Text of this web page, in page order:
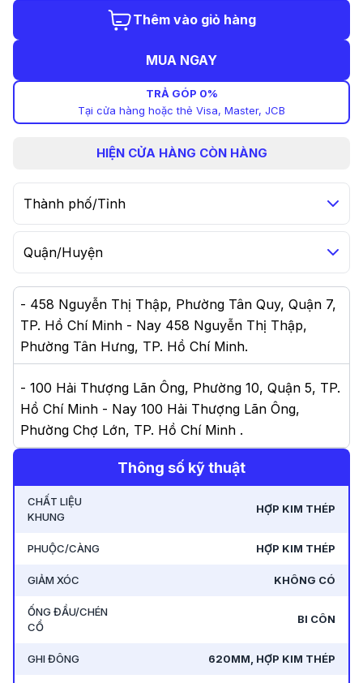
Thêm vào giỏ hàng
MUA NGAY
TRẢ GÓP 0%
Tại cửa hàng hoặc thẻ Visa, Master, JCB
HIỆN CỬA HÀNG CÒN HÀNG
Thành phố/Tỉnh
Quận/Huyện
- 458 Nguyễn Thị Thập, Phường Tân Quy, Quận 7,
TP. Hồ Chí Minh - Nay 458 Nguyễn Thị Thập,
Phường Tân Hưng, TP. Hồ Chí Minh.
- 100 Hải Thượng Lãn Ông, Phường 10, Quận 5, TP.
Hồ Chí Minh - Nay 100 Hải Thượng Lãn Ông,
Phường Chợ Lớn, TP. Hồ Chí Minh .
144 Nguyễn Oanh, Gò Vấp, Hồ Chí Minh 700000,
Vietnam .
Thông số kỹ thuật
CHẤT LIỆU
KHUNG
HỢP KIM THÉP
PHUỘC/CÀNG HỢP KIM THÉP
GIẢM XÓC KHÔNG CÓ
ỐNG ĐẦU/CHÉN
CỔ
BI CÔN
GHI ĐÔNG 620MM, HỢP KIM THÉP